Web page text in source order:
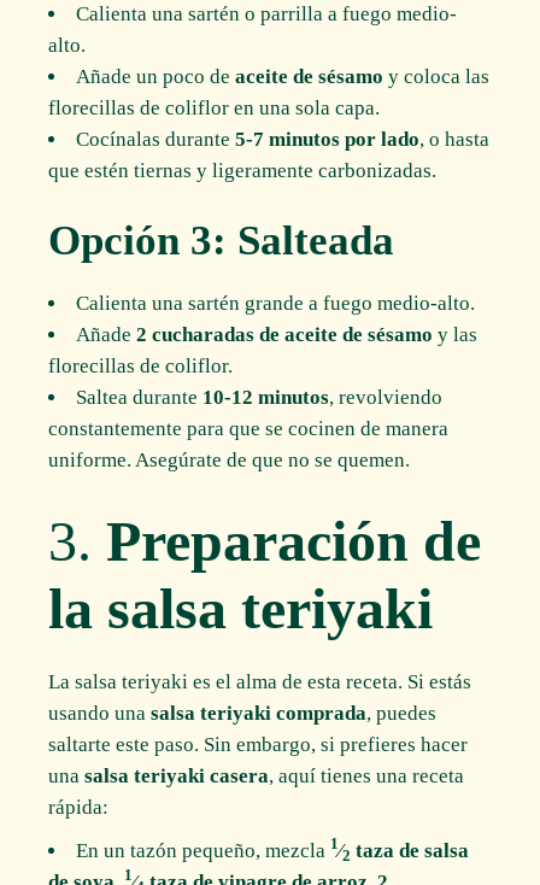
Calienta una sartén o parrilla a fuego medio-
alto.
Añade un poco deaceite de sésamo y coloca las
florecillas de coliflor en una sola capa.
Cocínalas durante5-7 minutos por lado, o hasta
que estén tiernas y ligeramente carbonizadas.
Opción 3: Salteada
Calienta una sartén grande a fuego medio-alto.
Añade2 cucharadas de aceite de sésamo y las
florecillas de coliflor.
Saltea durante 10-12 minutos, revolviendo
constantemente para que se cocinen de manera
uniforme. Asegúrate de que no se quemen.
3.Preparación de
la salsa teriyaki
La salsa teriyaki es el alma de esta receta. Si estás
usando unasalsa teriyaki comprada, puedes
saltarte este paso. Sin embargo, si prefieres hacer
unasalsa teriyaki casera, aquí tienes una receta
rápida:
En un tazón pequeño, mezcla 1⁄2 taza de salsa
1